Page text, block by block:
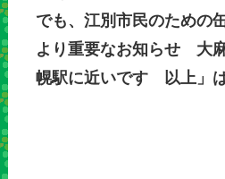
でも、江別市民のための
より重要なお知らせ 大
幌駅に近いです 以上」